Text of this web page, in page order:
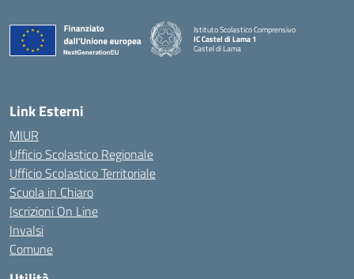
Istituto Scolastico Comprensivo
IC Castel di Lama 1
Castel di Lama
Link Esterni
MIUR
Ufficio Scolastico Regionale
Ufficio Scolastico Territoriale
Scuola in Chiaro
Iscrizioni On Line
Invalsi
Comune